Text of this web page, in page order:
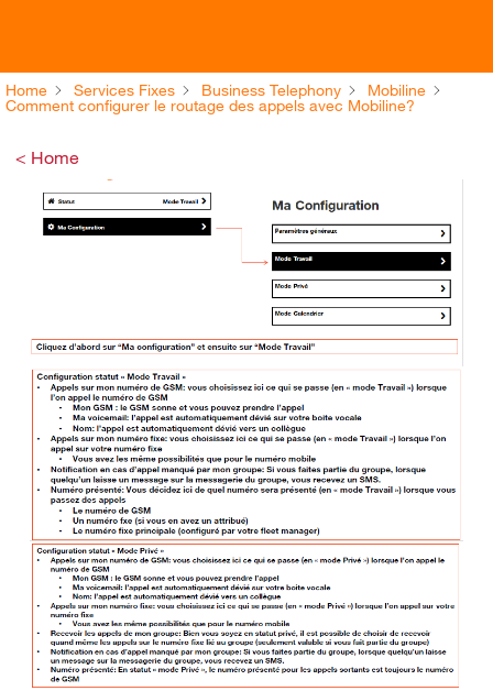
Home Services Fixes Business Telephony
Mobiline
Comment configurer le routage des appels avec Mobiline?
< Home